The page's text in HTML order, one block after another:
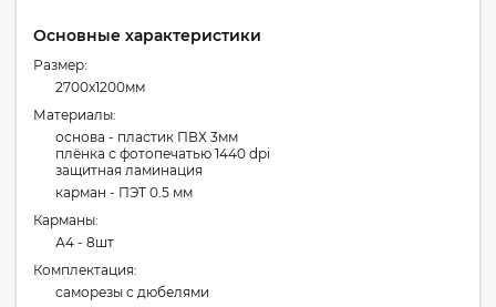
Основные характеристики
Размер:
2700x1200мм
Материалы:
основа - пластик ПВХ 3мм
плёнка с фотопечатью 1440 dpi
защитная ламинация
карман - ПЭТ 0.5 мм
Карманы:
А4 - 8шт
Комплектация:
cаморезы с дюбелями